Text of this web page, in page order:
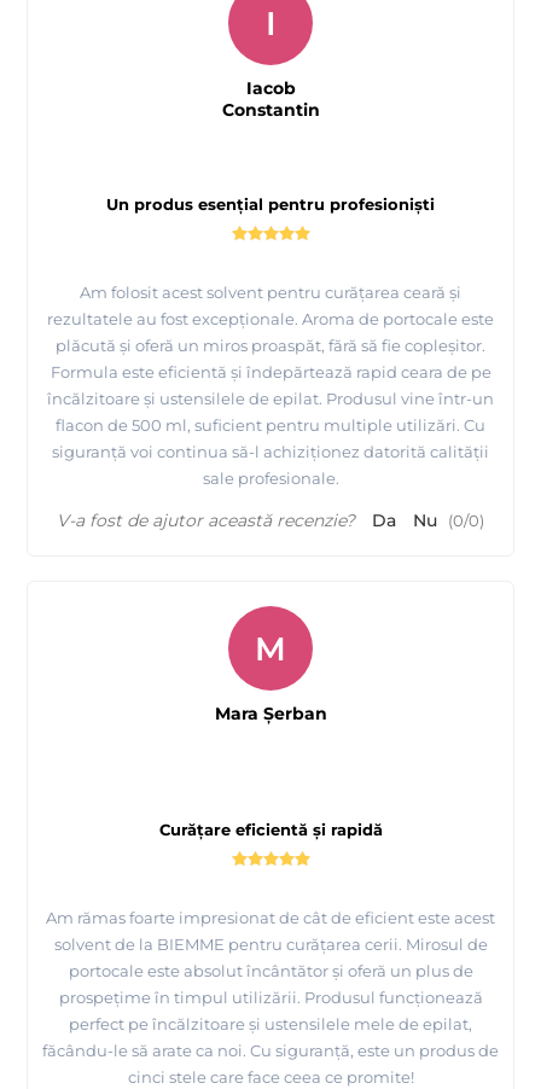
Un produs esențial pentru profesioniști
Am folosit acest solvent pentru curățarea ceară și
rezultatele au fost excepționale. Aroma de portocale este
plăcută și oferă un miros proaspăt, fără să fie copleșitor.
Formula este eficientă și îndepărtează rapid ceara de pe
încălzitoare și ustensilele de epilat. Produsul vine într-un
flacon de 500 ml, suficient pentru multiple utilizări. Cu
siguranță voi continua să-l achiziționez datorită calității
sale profesionale.
I
Iacob
Constantin
V-a fost de ajutor această recenzie? Da Nu (0/0)
Curățare eficientă și rapidă
Am rămas foarte impresionat de cât de eficient este acest
solvent de la BIEMME pentru curățarea cerii. Mirosul de
portocale este absolut încântător și oferă un plus de
prospețime în timpul utilizării. Produsul funcționează
perfect pe încălzitoare și ustensilele mele de epilat,
făcându-le să arate ca noi. Cu siguranță, este un produs de
cinci stele care face ceea ce promite!
M
Mara Şerban